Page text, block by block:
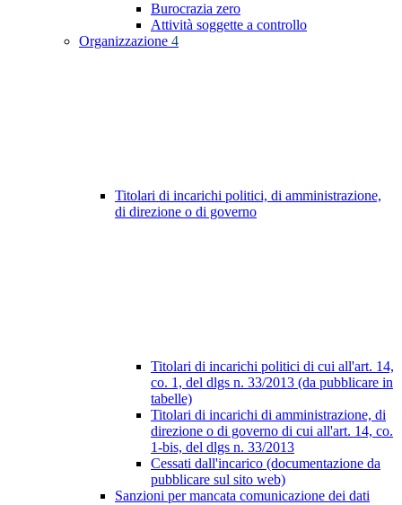
Burocrazia zero
Attività soggette a controllo
Organizzazione 4
Titolari di incarichi politici, di amministrazione,
di direzione o di governo
Titolari di incarichi politici di cui all'art. 14,
co. 1, del dlgs n. 33/2013 (da pubblicare in
tabelle)
Titolari di incarichi di amministrazione, di
direzione o di governo di cui all'art. 14, co.
1-bis, del dlgs n. 33/2013
Cessati dall'incarico (documentazione da
pubblicare sul sito web)
Sanzioni per mancata comunicazione dei dati